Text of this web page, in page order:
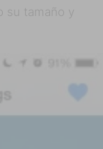
su tamaño y